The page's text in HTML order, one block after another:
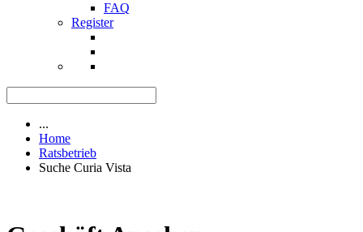
FAQ
Register
...
Home
Ratsbetrieb
Suche Curia Vista